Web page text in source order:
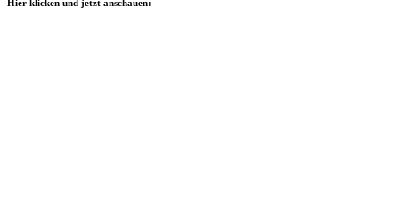
Hier klicken und jetzt anschauen: